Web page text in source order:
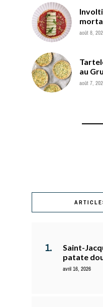
août 8,
au
août 7,
Saint-
patate
avril 16, 2026